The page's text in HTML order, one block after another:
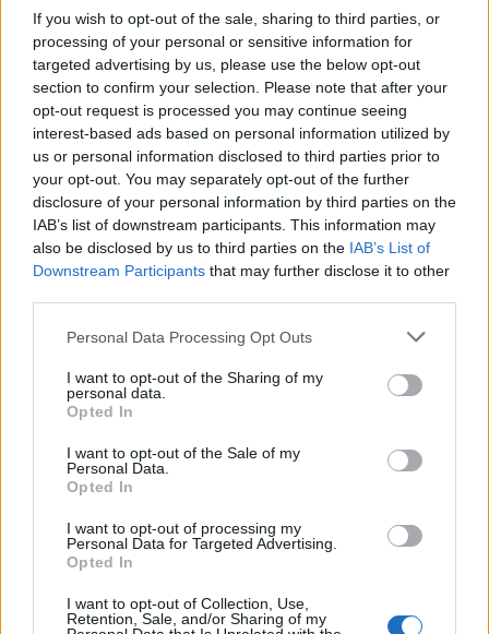
If you wish to opt-out of the sale, sharing to third parties, or
processing of your personal or sensitive information for
targeted advertising by us, please use the below opt-out
section to confirm your selection. Please note that after your
opt-out request is processed you may continue seeing
interest-based ads based on personal information utilized by
us or personal information disclosed to third parties prior to
your opt-out. You may separately opt-out of the further
disclosure of your personal information by third parties on the
IAB’s list of downstream participants. This information may
also be disclosed by us to third parties on the IAB’s List of
Downstream Participants that may further disclose it to other
Personal Data Processing Opt Outs
I want to opt-out of the Sharing of my
personal data.
Opted In
I want to opt-out of the Sale of my
Personal Data.
Opted In
I want to opt-out of processing my
Personal Data for Targeted Advertising.
Opted In
I want to opt-out of Collection, Use,
Retention, Sale, and/or Sharing of my
οικογενειακές επιχειρήσεις που επιβιώνουν στην
κρίση. Γυναίκες είναι πίσω από παραδοσιακά
επαγγέλματα που αναβιώνουν με δημιουργικό
τρόπο. Ως ενεργό μέλος του Αναπτυξιακού
Συλλόγου Γυναικών Επιχειρηματιών Κρήτης,
στηρίζω όσο μπορώ γυναίκες και νέους να
πιστέψουν στις δυνατότητές τους. Αξιοποιώντας
την εμπειρία μου μετά από χρόνια στις εξαγωγές,
τους βοηθάω να κάνουν τα πρώτα τους βήματα
στην προώθηση των παραδοσιακών προϊόντων
πιστεύουν στον εαυτό τους κάνουν θαύματα. Τη
δουλειά τους την ξέρουν καλά. Χρειάζονται μόνο
μια μικρή καθοδήγηση, μια διαφορετική οπτική
και ένα ενθαρρυντικό χτύπημα στον ώμο. Δεν
είναι λίγες οι φορές που συζητάμε για τις
αποτυχίες μας και πώς αυτές μας έφεραν ένα
για το τέλειο εγχείρημα. Αυτό που βοηθάει στο
προχώρημα του καθενός είναι να εμπνευστεί από
αληθινά παραδείγματα επιχειρηματιών που
πέτυχαν μέσα από λάθη και δυσκολίες.